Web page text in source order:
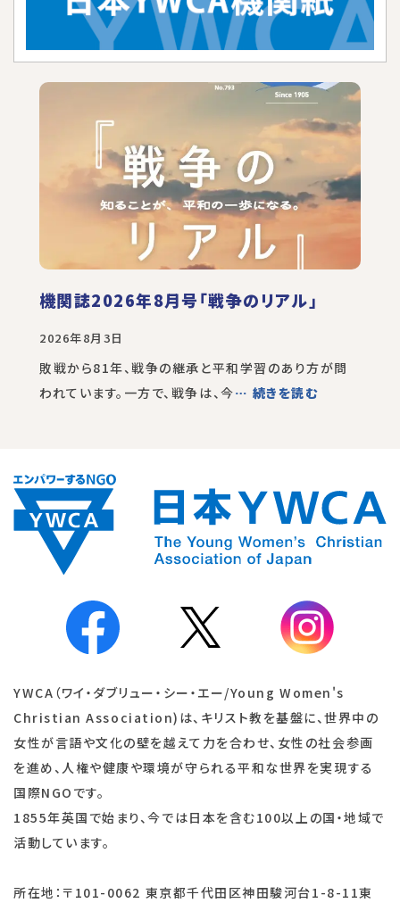
機関誌2026年8月号「戦争のリアル」
2026年8月3日
敗戦から81年、戦争の継承と平和学習のあり方が問
われています。一方で、戦争は、今… 続きを読む
YWCA（ワイ・ダブリュー・シー・エー/Young Women's
Christian Association)は、キリスト教を基盤に、世界中の
女性が言語や文化の壁を越えて力を合わせ、女性の社会参画
を進め、人権や健康や環境が守られる平和な世界を実現する
国際NGOです。
1855年英国で始まり、今では日本を含む100以上の国・地域で
活動しています。
所在地：〒101-0062 東京都千代田区神田駿河台1-8-11東